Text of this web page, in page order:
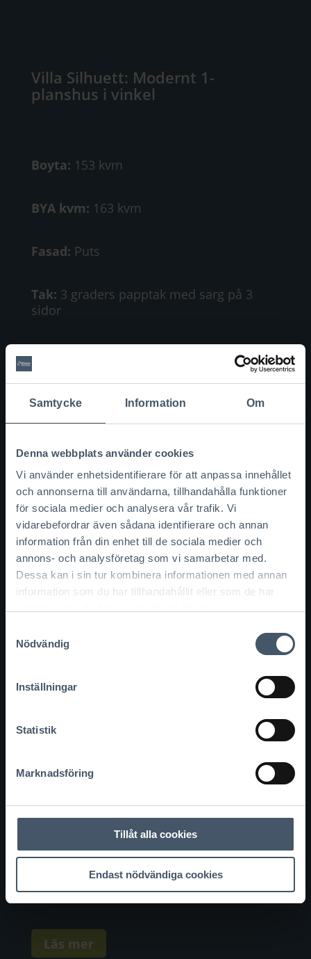
Samtycke Information Om
Denna webbplats använder cookies
Vi använder enhetsidentifierare för att anpassa innehållet
och annonserna till användarna, tillhandahålla funktioner
för sociala medier och analysera vår trafik. Vi
vidarebefordrar även sådana identifierare och annan
information från din enhet till de sociala medier och
annons- och analysföretag som vi samarbetar med.
Dessa kan i sin tur kombinera informationen med annan
information som du har tillhandahållit eller som de har
Nödvändig
Inställningar
Statistik
Marknadsföring
Tillåt alla cookies
Endast nödvändiga cookies
Villa Silhuett: Modernt 1-
planshus i vinkel
Boyta: 153 kvm
BYA kvm: 163 kvm
Fasad: Puts
Tak: 3 graders papptak med sarg på 3
sidor
Inv. takhöjd:
Pris:Kontakta oss för offert
Läs mer
Villa Nova: Arkitektritat 1,5-
planshus i modern klassisk stil
Tak:45 graders plåttak
Inv. takhöjd:2,7 m
Pris:Kontakta oss för offert
Läs mer